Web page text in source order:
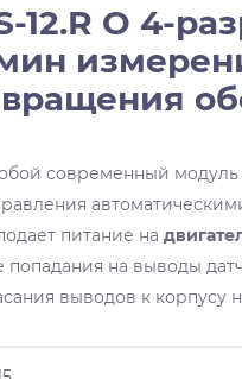
12.R О 4-
современный
питание на
на выводы
выводов к корпусу